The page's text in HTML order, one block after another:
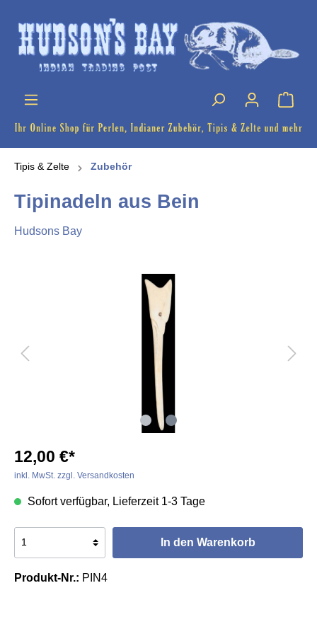
Tipis & Zelte Zubehör
Tipinadeln aus Bein
Hudsons Bay
12,00 €*
inkl. MwSt. zzgl. Versandkosten
Sofort verfügbar, Lieferzeit 1-3 Tage
In den Warenkorb
Produkt-Nr.: PIN4